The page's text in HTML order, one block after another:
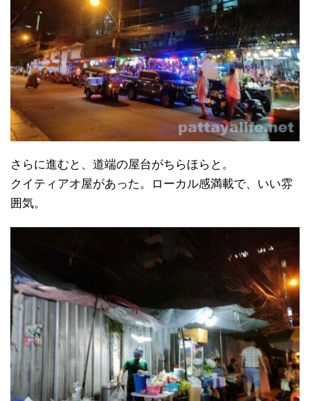
さらに進むと、道端の屋台がちらほらと。
クイティアオ屋があった。ローカル感満載で、いい雰
囲気。